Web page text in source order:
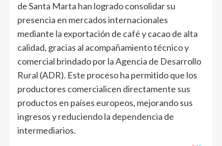
de Santa Marta han logrado consolidar su
presencia en mercados internacionales
mediante la exportación de café y cacao de alta
calidad, gracias al acompañamiento técnico y
comercial brindado por la Agencia de Desarrollo
Rural (ADR). Este proceso ha permitido que los
productores comercialicen directamente sus
productos en países europeos, mejorando sus
ingresos y reduciendo la dependencia de
intermediarios.